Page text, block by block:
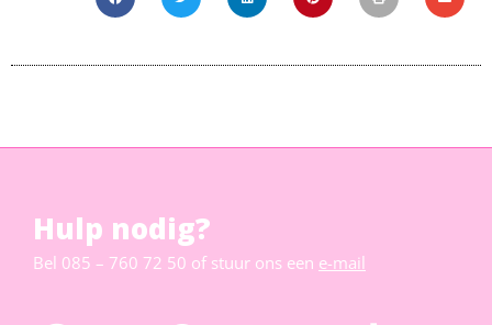
Hulp nodig?
Bel 085 – 760 72 50 of stuur ons een e-mail